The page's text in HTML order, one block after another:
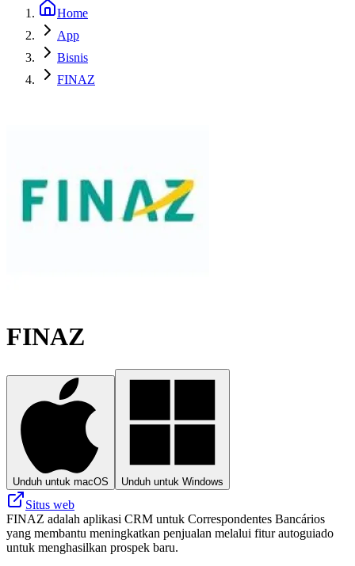
Home
App
Bisnis
FINAZ
FINAZ
Unduh untuk macOS Unduh untuk Windows
Situs web
FINAZ adalah aplikasi CRM untuk Correspondentes Bancários
yang membantu meningkatkan penjualan melalui fitur autoguiado
untuk menghasilkan prospek baru.